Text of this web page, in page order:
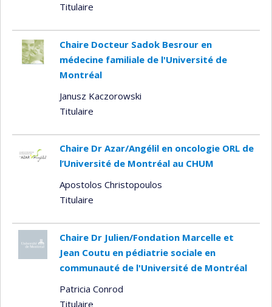
Titulaire
Chaire Docteur Sadok Besrour en
médecine familiale de l'Université de
Montréal
Janusz Kaczorowski
Titulaire
Chaire Dr Azar/Angélil en oncologie ORL de
l’Université de Montréal au CHUM
Apostolos Christopoulos
Titulaire
Chaire Dr Julien/Fondation Marcelle et
Jean Coutu en pédiatrie sociale en
communauté de l'Université de Montréal
Patricia Conrod
Titulaire